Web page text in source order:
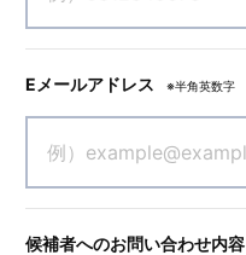
Eメールアドレス ※半角英数字
候補者へのお問い合わせ内容